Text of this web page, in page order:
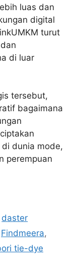
luas dan
digital
turut
di luar
tersebut,
bagaimana
dunia mode,
perempuan
daster
Findmeera,
tie-dye